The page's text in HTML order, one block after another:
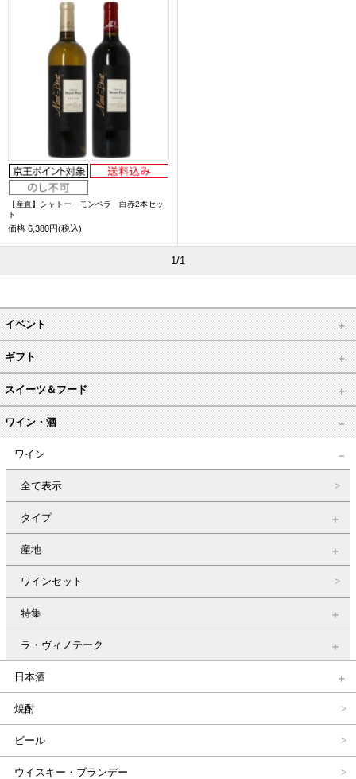
【産直】シャトー モンペラ 白赤2本セッ
ト
価格 6,380円(税込)
1/1
イベント
ギフト
スイーツ＆フード
ワイン・酒
ワイン
全て表示
タイプ
産地
ワインセット
特集
ラ・ヴィノテーク
日本酒
焼酎
ビール
ウイスキー・ブランデー